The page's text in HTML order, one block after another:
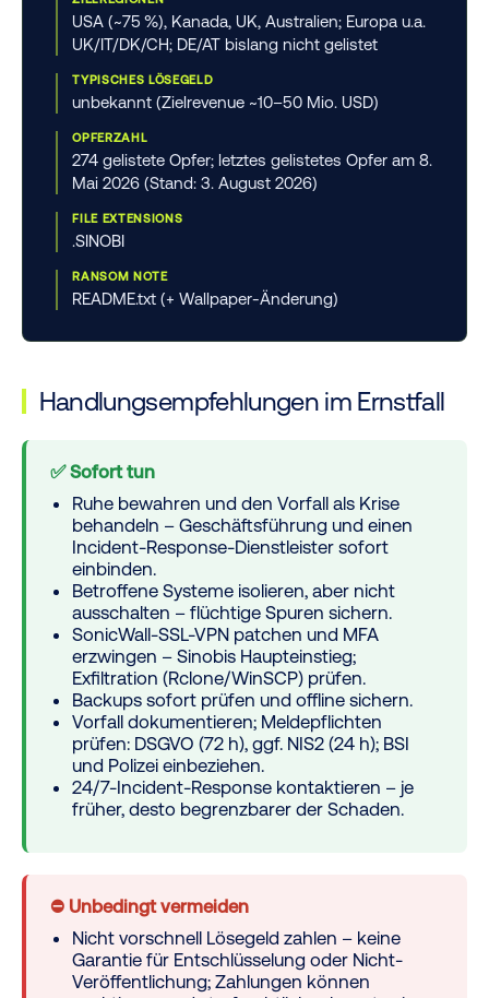
USA (~75 %), Kanada, UK, Australien; Europa u.a.
UK/IT/DK/CH; DE/AT bislang nicht gelistet
TYPISCHES LÖSEGELD
unbekannt (Zielrevenue ~10–50 Mio. USD)
OPFERZAHL
274 gelistete Opfer; letztes gelistetes Opfer am 8.
Mai 2026 (Stand: 3. August 2026)
FILE EXTENSIONS
.SINOBI
RANSOM NOTE
README.txt (+ Wallpaper-Änderung)
Handlungsempfehlungen im Ernstfall
✅ Sofort tun
Ruhe bewahren und den Vorfall als Krise
behandeln – Geschäftsführung und einen
Incident-Response-Dienstleister sofort
einbinden.
Betroffene Systeme isolieren, aber nicht
ausschalten – flüchtige Spuren sichern.
SonicWall-SSL-VPN patchen und MFA
erzwingen – Sinobis Haupteinstieg;
Exfiltration (Rclone/WinSCP) prüfen.
Backups sofort prüfen und offline sichern.
Vorfall dokumentieren; Meldepflichten
prüfen: DSGVO (72 h), ggf. NIS2 (24 h); BSI
und Polizei einbeziehen.
24/7-Incident-Response kontaktieren – je
früher, desto begrenzbarer der Schaden.
⛔ Unbedingt vermeiden
Nicht vorschnell Lösegeld zahlen – keine
Garantie für Entschlüsselung oder Nicht-
Veröffentlichung; Zahlungen können